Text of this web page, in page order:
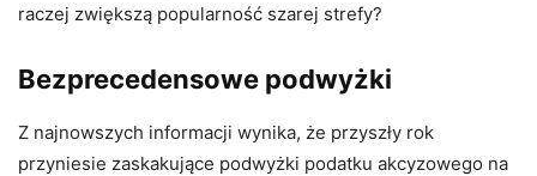
raczej zwiększą popularność szarej strefy?
Bezprecedensowe podwyżki
Z najnowszych informacji wynika, że przyszły rok
przyniesie zaskakujące podwyżki podatku akcyzowego na